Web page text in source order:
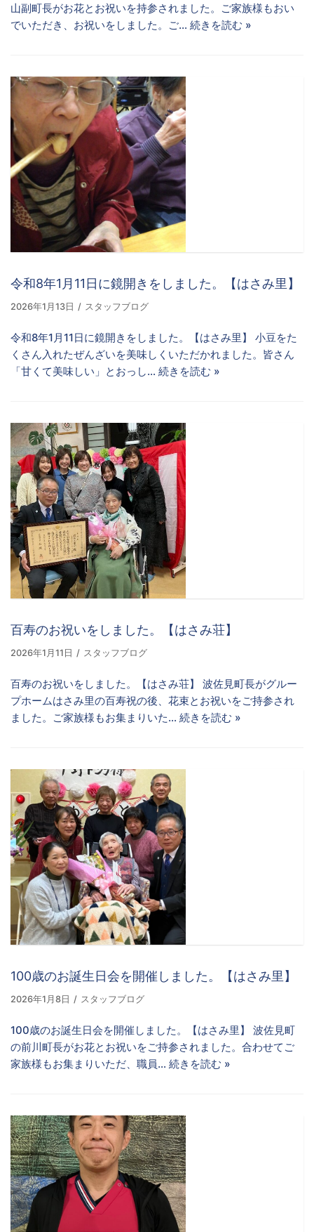
山副町長がお花とお祝いを持参されました。ご家族様もおい
でいただき、お祝いをしました。ご… 続きを読む »
令和8年1月11日に鏡開きをしました。【はさみ里】
2026年1月13日 スタッフブログ
令和8年1月11日に鏡開きをしました。【はさみ里】 小豆をた
くさん入れたぜんざいを美味しくいただかれました。皆さん
「甘くて美味しい」とおっし… 続きを読む »
百寿のお祝いをしました。【はさみ荘】
2026年1月11日 スタッフブログ
百寿のお祝いをしました。【はさみ荘】 波佐見町長がグルー
プホームはさみ里の百寿祝の後、花束とお祝いをご持参され
ました。ご家族様もお集まりいた… 続きを読む »
100歳のお誕生日会を開催しました。【はさみ里】
2026年1月8日 スタッフブログ
100歳のお誕生日会を開催しました。【はさみ里】 波佐見町
の前川町長がお花とお祝いをご持参されました。合わせてご
家族様もお集まりいただ、職員… 続きを読む »